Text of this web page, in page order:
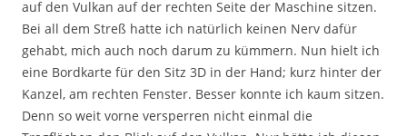
auf den Vulkan auf der rechten Seite der Maschine sitzen.
Bei all dem Streß hatte ich natürlich keinen Nerv dafür
gehabt, mich auch noch darum zu kümmern. Nun hielt ich
eine Bordkarte für den Sitz 3D in der Hand; kurz hinter der
Kanzel, am rechten Fenster. Besser konnte ich kaum sitzen.
Denn so weit vorne versperren nicht einmal die